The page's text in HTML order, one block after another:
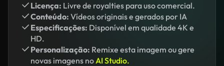
Licença: Livre de royalties para uso comercial.
Conteúdo: Vídeos originais e gerados por IA
Especificações: Disponível em qualidade 4K e
HD.
Personalização: Remixe esta imagem ou gere
novas imagens noAI Studio.